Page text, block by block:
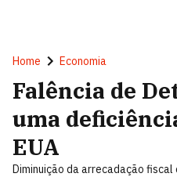
Home Economia
Falência de
uma
EUA
Diminuição da arrecadação